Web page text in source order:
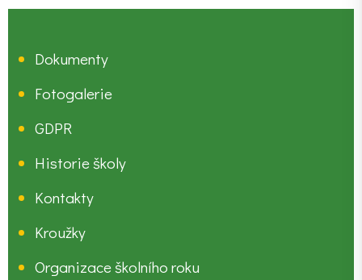
Dokumenty
Fotogalerie
GDPR
Historie školy
Kontakty
Kroužky
Organizace školního roku